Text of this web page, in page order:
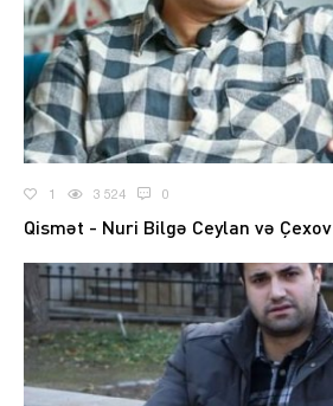
1 3 524 0
Qismət - Nuri Bilgə Ceylan və Çexov